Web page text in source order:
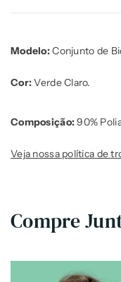
Modelo:Conjunto de
Cor:Verde Claro.
Composição:90%
Veja nossa política de
Compre